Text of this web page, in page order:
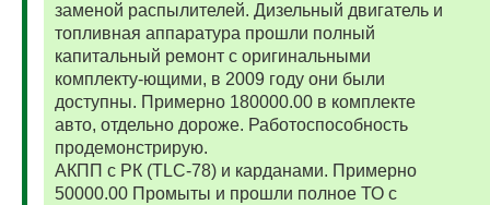
заменой распылителей. Дизельный двигатель и
топливная аппаратура прошли полный
капитальный ремонт с оригинальными
комплекту-ющими, в 2009 году они были
доступны. Примерно 180000.00 в комплекте
авто, отдельно дороже. Работоспособность
продемонстрирую.
АКПП с РК (TLC-78) и карданами. Примерно
50000.00 Промыты и прошли полное ТО с